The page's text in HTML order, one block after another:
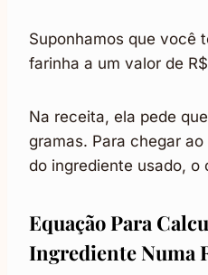
Suponhamos que você
farinha a um valor de
Na receita, ela pede
gramas. Para chegar
do ingrediente usado, o
Equação Para
Ingrediente Numa